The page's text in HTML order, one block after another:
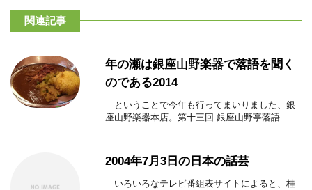
関連記事
年の瀬は銀座山野楽器で落語を聞く
のである2014
ということで今年も行ってまいりました、銀
座山野楽器本店。第十三回 銀座山野亭落語 ...
2004年7月3日の日本の話芸
いろいろなテレビ番組表サイトによると、桂